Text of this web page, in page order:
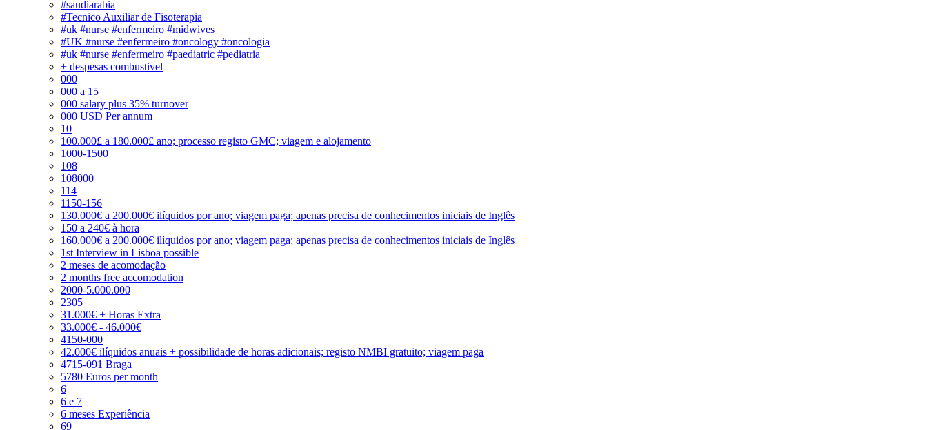
#saudiarabia
#Tecnico Auxiliar de Fisoterapia
#uk #nurse #enfermeiro #midwives
#UK #nurse #enfermeiro #oncology #oncologia
#uk #nurse #enfermeiro #paediatric #pediatria
+ despesas combustivel
000
000 a 15
000 salary plus 35% turnover
000 USD Per annum
10
100.000£ a 180.000£ ano; processo registo GMC; viagem e alojamento
1000-1500
108
108000
114
1150-156
130.000€ a 200.000€ ilíquidos por ano; viagem paga; apenas precisa de conhecimentos iniciais de Inglês
150 a 240€ à hora
160.000€ a 200.000€ ilíquidos por ano; viagem paga; apenas precisa de conhecimentos iniciais de Inglês
1st Interview in Lisboa possible
2 meses de acomodação
2 months free accomodation
2000-5.000.000
2305
31.000€ + Horas Extra
33.000€ - 46.000€
4150-000
42.000€ ilíquidos anuais + possibilidade de horas adicionais; registo NMBI gratuito; viagem paga
4715-091 Braga
5780 Euros per month
6
6 e 7
6 meses Experiência
69